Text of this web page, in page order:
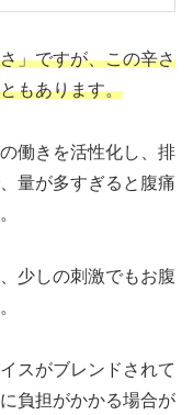
」ですが、この辛さ
もあります。
働きを活性化し、排
量が多すぎると腹痛
少しの刺激でもお腹
スがブレンドされて
負担がかかる場合が